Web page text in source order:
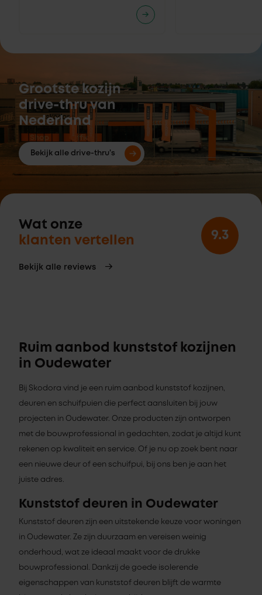
Grootste kozijn
drive-thru van
Nederland
Bekijk alle drive-thru's
Wat onze
klanten vertellen
Bekijk alle reviews
9.3
Ruim aanbod kunststof kozijnen
in Oudewater
Bij Skodora vind je een ruim aanbod kunststof kozijnen,
deuren en schuifpuien die perfect aansluiten bij jouw
projecten in Oudewater. Onze producten zijn ontworpen
met de bouwprofessional in gedachten, zodat je altijd kunt
rekenen op kwaliteit en service. Of je nu op zoek bent naar
een nieuwe deur of een schuifpui, bij ons ben je aan het
juiste adres.
Kunststof deuren in Oudewater
Kunststof deuren zijn een uitstekende keuze voor woningen
in Oudewater. Ze zijn duurzaam en vereisen weinig
onderhoud, wat ze ideaal maakt voor de drukke
bouwprofessional. Dankzij de goede isolerende
eigenschappen van kunststof deuren blijft de warmte